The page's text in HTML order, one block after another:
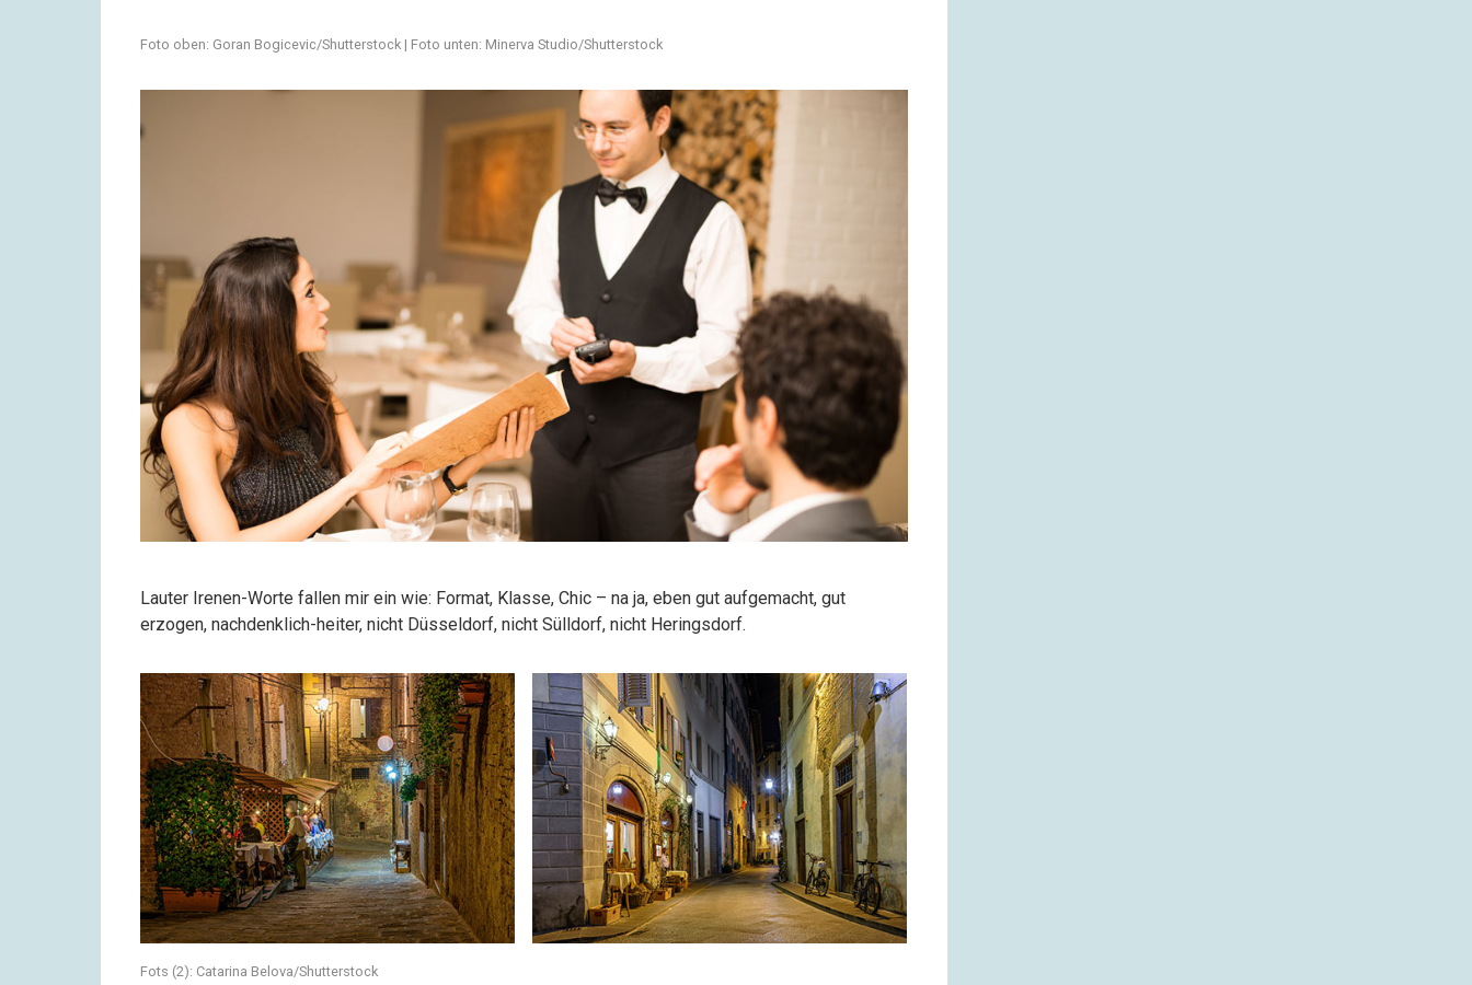
Foto oben: Goran Bogicevic/Shutterstock | Foto unten: Minerva Studio/Shutterstock
Lauter Irenen-Worte fallen mir ein wie: Format, Klasse, Chic – na ja, eben gut aufgemacht, gut
erzogen, nachdenklich-heiter, nicht Düsseldorf, nicht Sülldorf, nicht Heringsdorf.
Fots (2): Catarina Belova/Shutterstock